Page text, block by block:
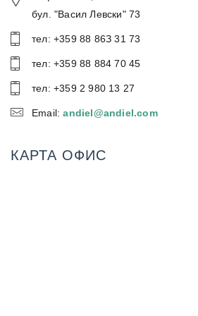
бул. "Васил Левски" 73
тел: +359 88 86З 31 73
тел: +359 88 884 70 45
тел: +359 2 980 13 27
Email:andiel@andiel.com
КАРТА ОФИС